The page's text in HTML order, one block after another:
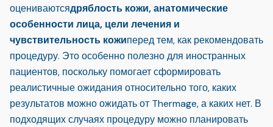
оцениваютсядряблость кожи, анатомические
особенности лица, цели лечения и
чувствительность кожиперед тем, как рекомендовать
процедуру. Это особенно полезно для иностранных
пациентов, поскольку помогает сформировать
реалистичные ожидания относительно того, каких
результатов можно ожидать от Thermage, а каких нет. В
подходящих случаях процедуру можно планировать